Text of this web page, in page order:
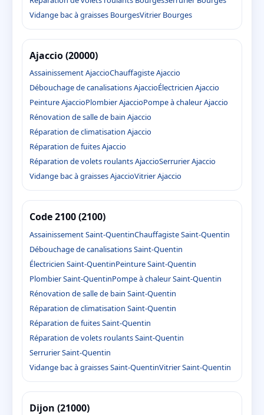
Vidange bac à graisses BourgesVitrier Bourges
Ajaccio (20000)
Assainissement AjaccioChauffagiste Ajaccio
Débouchage de canalisations AjaccioÉlectricien Ajaccio
Peinture AjaccioPlombier AjaccioPompe à chaleur Ajaccio
Rénovation de salle de bain Ajaccio
Réparation de climatisation Ajaccio
Réparation de fuites Ajaccio
Réparation de volets roulants AjaccioSerrurier Ajaccio
Vidange bac à graisses AjaccioVitrier Ajaccio
Code 2100 (2100)
Assainissement Saint-QuentinChauffagiste Saint-Quentin
Débouchage de canalisations Saint-Quentin
Électricien Saint-QuentinPeinture Saint-Quentin
Plombier Saint-QuentinPompe à chaleur Saint-Quentin
Rénovation de salle de bain Saint-Quentin
Réparation de climatisation Saint-Quentin
Réparation de fuites Saint-Quentin
Réparation de volets roulants Saint-Quentin
Serrurier Saint-Quentin
Vidange bac à graisses Saint-QuentinVitrier Saint-Quentin
Dijon (21000)